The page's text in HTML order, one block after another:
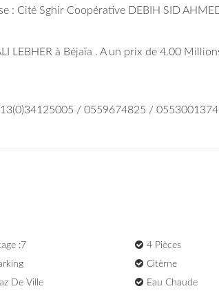
: Cité Sghir Coopérative DEBIH SID
LEBHER à Béjaïa . A un prix de 4.00
/ 0559674825 /
:7
4 Pièces
Citèrne
De Ville Eau Chaude